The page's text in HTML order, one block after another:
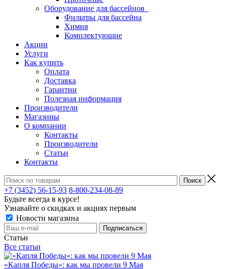
Оборудование для бассейнов
Фильтры для бассейна
Химия
Комплектующие
Акции
Услуги
Как купить
Оплата
Доставка
Гарантии
Полезная информация
Производители
Магазины
О компании
Контакты
Производители
Статьи
Контакты
+7 (3452) 56-15-93 8-800-234-08-89
Будьте всегда в курсе!
Узнавайте о скидках и акциях первым
Новости магазина
Статьи
Все статьи
«Капля Победы»: как мы провели 9 Мая